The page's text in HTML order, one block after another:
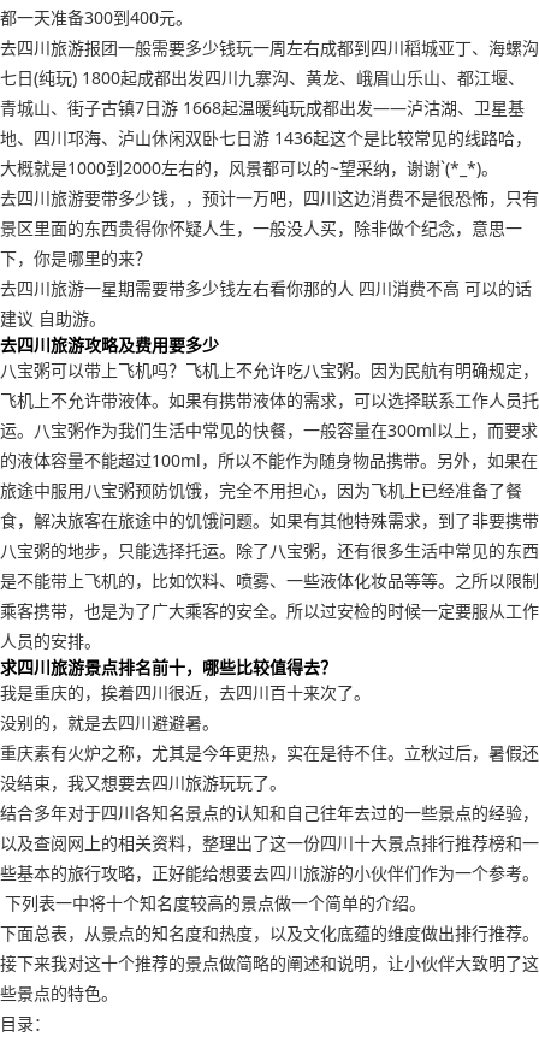
都一天准备300到400元。
去四川旅游报团一般需要多少钱玩一周左右成都到四川稻城亚丁、海螺沟
七日(纯玩) 1800起成都出发四川九寨沟、黄龙、峨眉山乐山、都江堰、
青城山、街子古镇7日游 1668起温暖纯玩成都出发——泸沽湖、卫星基
地、四川邛海、泸山休闲双卧七日游 1436起这个是比较常见的线路哈，
大概就是1000到2000左右的，风景都可以的~望采纳，谢谢`(*_*)。
去四川旅游要带多少钱，，预计一万吧，四川这边消费不是很恐怖，只有
景区里面的东西贵得你怀疑人生，一般没人买，除非做个纪念，意思一
下，你是哪里的来？
去四川旅游一星期需要带多少钱左右看你那的人 四川消费不高 可以的话
建议 自助游。
去四川旅游攻略及费用要多少
八宝粥可以带上飞机吗？飞机上不允许吃八宝粥。因为民航有明确规定，
飞机上不允许带液体。如果有携带液体的需求，可以选择联系工作人员托
运。八宝粥作为我们生活中常见的快餐，一般容量在300ml以上，而要求
的液体容量不能超过100ml，所以不能作为随身物品携带。另外，如果在
旅途中服用八宝粥预防饥饿，完全不用担心，因为飞机上已经准备了餐
食，解决旅客在旅途中的饥饿问题。如果有其他特殊需求，到了非要携带
八宝粥的地步，只能选择托运。除了八宝粥，还有很多生活中常见的东西
是不能带上飞机的，比如饮料、喷雾、一些液体化妆品等等。之所以限制
乘客携带，也是为了广大乘客的安全。所以过安检的时候一定要服从工作
人员的安排。
求四川旅游景点排名前十，哪些比较值得去？
我是重庆的，挨着四川很近，去四川百十来次了。
没别的，就是去四川避避暑。
重庆素有火炉之称，尤其是今年更热，实在是待不住。立秋过后，暑假还
没结束，我又想要去四川旅游玩玩了。
结合多年对于四川各知名景点的认知和自己往年去过的一些景点的经验，
以及查阅网上的相关资料，整理出了这一份四川十大景点排行推荐榜和一
些基本的旅行攻略，正好能给想要去四川旅游的小伙伴们作为一个参考。
下列表一中将十个知名度较高的景点做一个简单的介绍。
下面总表，从景点的知名度和热度，以及文化底蕴的维度做出排行推荐。
接下来我对这十个推荐的景点做简略的阐述和说明，让小伙伴大致明了这
些景点的特色。
目录：